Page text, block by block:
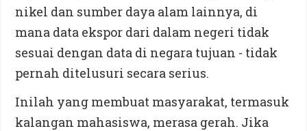
nikel dan sumber daya alam lainnya, di
mana data ekspor dari dalam negeri tidak
sesuai dengan data di negara tujuan - tidak
pernah ditelusuri secara serius.
Inilah yang membuat masyarakat, termasuk
kalangan mahasiswa, merasa gerah. Jika